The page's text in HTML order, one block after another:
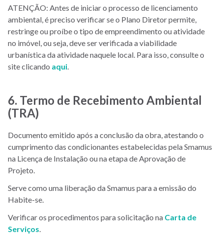
ATENÇÃO: Antes de iniciar o processo de licenciamento
ambiental, é preciso verificar se o Plano Diretor permite,
restringe ou proíbe o tipo de empreendimento ou atividade
no imóvel, ou seja, deve ser verificada a viabilidade
urbanística da atividade naquele local. Para isso, consulte o
site clicando aqui.
6. Termo de Recebimento Ambiental
(TRA)
Documento emitido após a conclusão da obra, atestando o
cumprimento das condicionantes estabelecidas pela Smamus
na Licença de Instalação ou na etapa de Aprovação de
Projeto.
Serve como uma liberação da Smamus para a emissão do
Habite-se.
Verificar os procedimentos para solicitação na Carta de
Serviços.